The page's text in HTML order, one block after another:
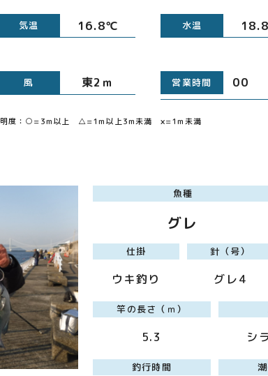
気温 16.8℃ 水温
風 東2ｍ 営業時間 00
度：○=3m以上 △=1m以上3m未満 ×=1m未満
魚種
グレ
仕掛
ウキ釣り
針（号）
グレ4
竿の長さ（ｍ）
5.3 シ
釣行時間